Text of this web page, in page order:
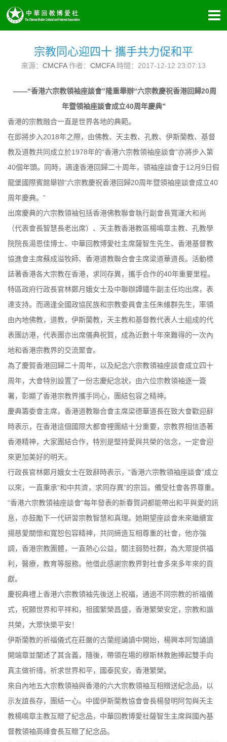
宗教同心迎四十 攜手共力促和平
來源： CMCFA作者： CMCFA時間：2017-12-12 23:07:13
——“香港六宗教領袖座談會”隆重舉辦“六宗教慶祝香港回歸20周
年暨領袖座談會成立40周年慶典”
香港的宗教融合一直是世界各地的典範。
在即將步入2018年之際，由佛教、天主教、孔教、伊斯蘭教、基督
教及道教共同成立於1978年的“香港六宗教領袖座談會”亦將步入第
40個年頭。同時，適逢香港回歸二十周年，領袖座談會于12月9日假
龍堡國際賓館舉辦“六宗教慶祝香港回歸20周年暨領袖座談會成立40
周年慶典。”
出席慶典的六宗教領袖包括香港佛教聯會執行副會長寬運大和尚
（代表會長智慧長老出席）、天主教香港教區楊鳴章主教、孔教學
院院長湯恩佳博士、中華回教博愛社主席薩智生先生、香港基督教
協進會主席蘇成溢牧師、香港道教聯合會主席梁道華道長。活動標
誌著香港各大宗教在香港，求同存異，攜手合作的40年重要里程。
特區政府行政長官林鄭月娥女士及中聯辦譚鐵牛副主任均出席，表
達支持。而適逢全國政協民族和宗教委員會主任朱維群先生，率領
由內地佛教，道教，伊斯蘭教，天主教和基督教代表人士組成的代
表團訪港，代表團亦出席儀典祝賀，成為近數十年來難得的一次內
地和香港宗教界的交流聚會。
為了慶賀香港回歸二十周年，以及紀念六宗教領袖座談會成立四十
周年，大會特別設置了一份志慶紀念狀，由六位宗教領袖逐一簽
署，彰顯了香港宗教界攜手同心，團結包容之精神。
慶典籌委會主席，香港道教聯合會主席梁德華道長在致大會歡迎辭
時表示，在香港這個國際大都會裡團結十分重要，宗教界相信憑著
香港精神，大家團結合作，特別是堅持愛與共榮的信念，一定會迎
來更加美好的明天。
行政長官林鄭月娥女士在致辭時表示，“香港六宗教領袖座談會”成立
以來，一直秉承“和中共濟，求同存異”的宗旨。備受社會各界尊重。
“香港六宗教領袖座談會”每年發表的新春賀詞都能帶出和平與愛的訊
息，亦鼓勵下一代研習宗教智慧和真理。她期望座談會未來繼續宣
揚慈愛關懷和寬恕包容精神，共同締造互相尊重的社會，他亦強
調，香港宗教團體，一直熱心公益，關注弱勢社群，為大眾提供福
利，醫療，教育等服務。他借此感謝宗教界對社會多來多年來的貢
獻。
慶祝典禮上香港六宗教領袖先後送上祝福，通過不同宗教的祈福儀
式，祝願世界和平祥和，祖國繁榮昌盛，香港繁榮安定，宗教和諧
共榮，大眾快樂平安！
伊斯蘭教的祈福儀式在莊嚴的古蘭經誦讀中開始，楊興本阿訇誦讀
開端章並闡述了其含義，隨後，帶領在場的穆斯林教胞捧起雙手向
真主做祈禱，祈求世界和平，國泰民安，香港繁榮。
來自內地五大宗教領袖與香港的六大宗教領袖互相贈送紀念品，以
示友誼長存，團結一心。中國伊斯蘭教協會會長楊發明阿訇與天主
教楊鳴章主教互贈了紀念品，中華回教博愛社薩智生主席與國內基
督教領袖高峰會長互贈了紀念品。